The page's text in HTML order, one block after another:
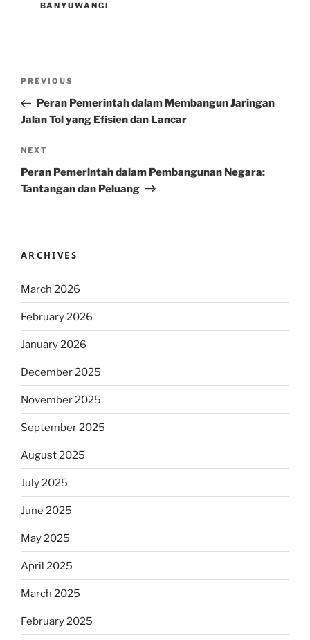
BANYUWANGI
Previous
Post
PREVIOUS
Peran Pemerintah dalam Membangun Jaringan
Jalan Tol yang Efisien dan Lancar
Next
Post
NEXT
Peran Pemerintah dalam Pembangunan Negara:
Tantangan dan Peluang
ARCHIVES
March 2026
February 2026
January 2026
December 2025
November 2025
September 2025
August 2025
July 2025
June 2025
May 2025
April 2025
March 2025
February 2025